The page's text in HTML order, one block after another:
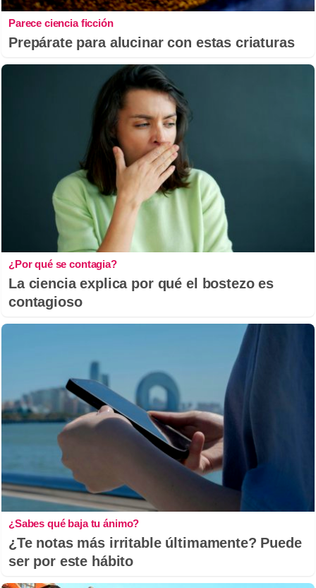
Parece ciencia ficción
Prepárate para alucinar con estas criaturas
¿Por qué se contagia?
La ciencia explica por qué el bostezo es
contagioso
¿Sabes qué baja tu ánimo?
¿Te notas más irritable últimamente? Puede
ser por este hábito